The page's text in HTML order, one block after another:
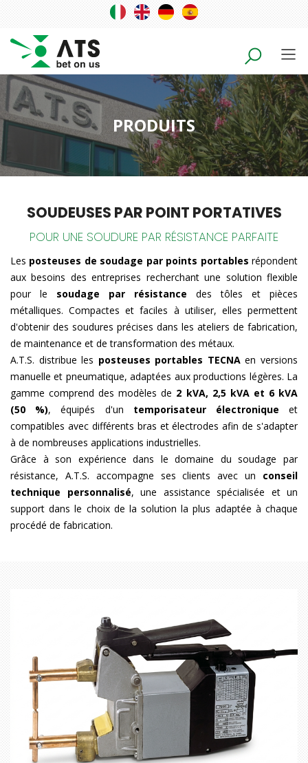
PRODUITS
SOUDEUSES PAR POINT PORTATIVES
POUR UNE SOUDURE PAR RÉSISTANCE PARFAITE
Les posteuses de soudage par points portables répondent
aux besoins des entreprises recherchant une solution flexible
pour le soudage par résistance des tôles et pièces
métalliques. Compactes et faciles à utiliser, elles permettent
d'obtenir des soudures précises dans les ateliers de fabrication,
de maintenance et de transformation des métaux.
A.T.S. distribue les posteuses portables TECNAen versions
manuelle et pneumatique, adaptées aux productions légères. La
gamme comprend des modèles de 2 kVA, 2,5 kVA et 6 kVA
(50 %), équipés d'un temporisateur électronique et
compatibles avec différents bras et électrodes afin de s'adapter
à de nombreuses applications industrielles.
Grâce à son expérience dans le domaine du soudage par
résistance, A.T.S. accompagne ses clients avec un conseil
technique personnalisé, une assistance spécialisée et un
support dans le choix de la solution la plus adaptée à chaque
procédé de fabrication.